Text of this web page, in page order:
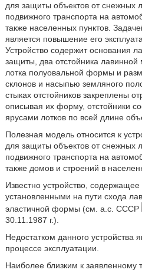
для защиты объектов от снежных
подвижного транспорта на
также населенных пунктов.
является повышение его
Устройство содержит основания
защиты, два отстойника
лотка полуовальной формы и
склонов и насыпью земляного
стыках отстойников закреплены
описывая их форму, отстойники
ярусами лотков по всей длине
Полезная модель относится к
для защиты объектов от снежных
подвижного транспорта на
также домов и строений в
Известно устройство, содержащее
установленными на пути схода
эластичной формы (см. а.с. СССР
30.11.1987 г.).
Недостатком данного устройства
процессе эксплуатации.
Наиболее близким к заявленному